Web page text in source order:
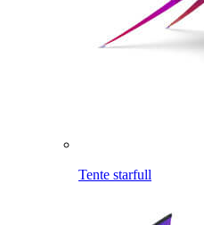
Tente starfull